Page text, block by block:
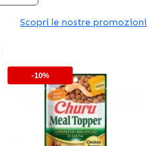
Scopri le nostre promozioni
-10%